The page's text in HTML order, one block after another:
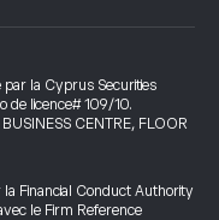
par la Cyprus Securities
de licence# 109/10.
CENTRE, FLOOR
Financial Conduct Authority
le Firm Reference